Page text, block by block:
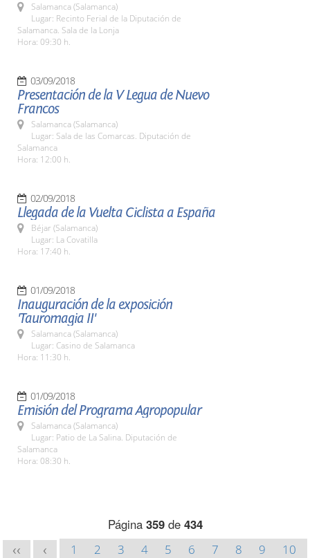
Salamanca (Salamanca)
Lugar: Recinto Ferial de la Diputación de
Salamanca. Sala de la Lonja
Hora: 09:30 h.
03/09/2018
Presentación de la V Legua de Nuevo
Francos
Salamanca (Salamanca)
Lugar: Sala de las Comarcas. Diputación de
Salamanca
Hora: 12:00 h.
02/09/2018
Llegada de la Vuelta Ciclista a España
Béjar (Salamanca)
Lugar: La Covatilla
Hora: 17:40 h.
01/09/2018
Inauguración de la exposición
'Tauromagia II'
Salamanca (Salamanca)
Lugar: Casino de Salamanca
Hora: 11:30 h.
01/09/2018
Emisión del Programa Agropopular
Salamanca (Salamanca)
Lugar: Patio de La Salina. Diputación de
Salamanca
Hora: 08:30 h.
Página 359de 434
<< < 1 2 3 4 5 6 7 8 9
10